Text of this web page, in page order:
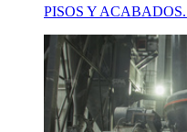
PISOS Y ACABADOS.